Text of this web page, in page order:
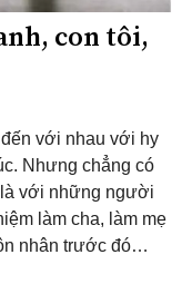
con tôi,
với nhau với hy
Nhưng chẳng có
với những người
làm cha, làm mẹ
nhân trước đó…